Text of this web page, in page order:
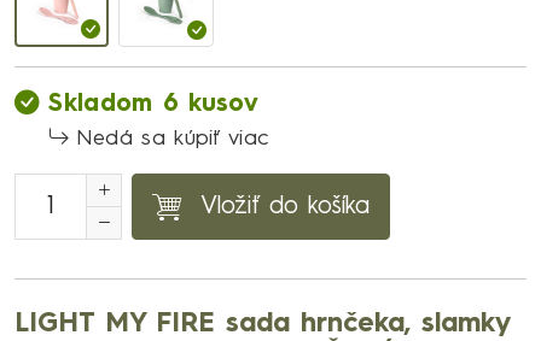
Skladom 6 kusov
Nedá sa kúpiť viac
Vložiť do košíka
LIGHT MY FIRE sada hrnčeka, slamky